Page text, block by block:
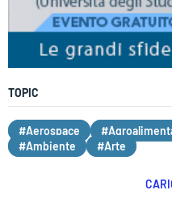
TOPIC
#Aerospace
#Ambiente
#Arte